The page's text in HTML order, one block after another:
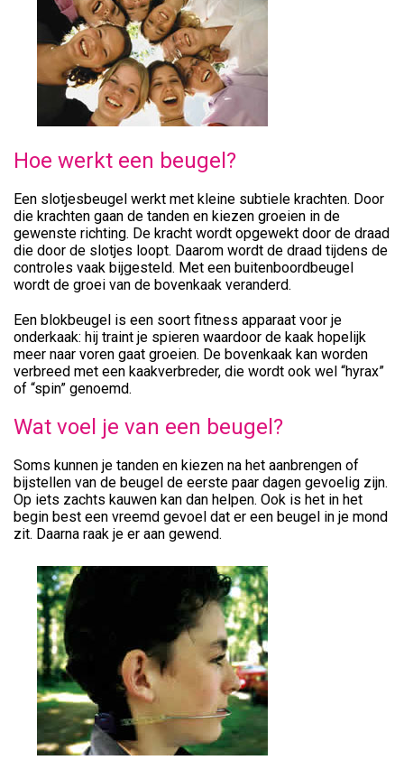
Hoe werkt een beugel?
Een slotjesbeugel werkt met kleine subtiele krachten. Door
die krachten gaan de tanden en kiezen groeien in de
gewenste richting. De kracht wordt opgewekt door de draad
die door de slotjes loopt. Daarom wordt de draad tijdens de
controles vaak bijgesteld. Met een buitenboordbeugel
wordt de groei van de bovenkaak veranderd.
Een blokbeugel is een soort fitness apparaat voor je
onderkaak: hij traint je spieren waardoor de kaak hopelijk
meer naar voren gaat groeien. De bovenkaak kan worden
verbreed met een kaakverbreder, die wordt ook wel “hyrax”
of “spin” genoemd.
Wat voel je van een beugel?
Soms kunnen je tanden en kiezen na het aanbrengen of
bijstellen van de beugel de eerste paar dagen gevoelig zijn.
Op iets zachts kauwen kan dan helpen. Ook is het in het
begin best een vreemd gevoel dat er een beugel in je mond
zit. Daarna raak je er aan gewend.